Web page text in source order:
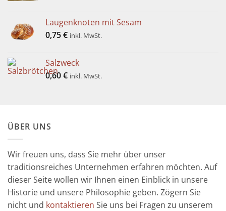
Laugenknoten mit Sesam
0,75€ inkl. MwSt.
Salzweck
0,60€ inkl. MwSt.
ÜBER UNS
Wir freuen uns, dass Sie mehr über unser
traditionsreiches Unternehmen erfahren möchten. Auf
dieser Seite wollen wir Ihnen einen Einblick in unsere
Historie und unsere Philosophie geben. Zögern Sie
nicht und kontaktieren Sie uns bei Fragen zu unserem